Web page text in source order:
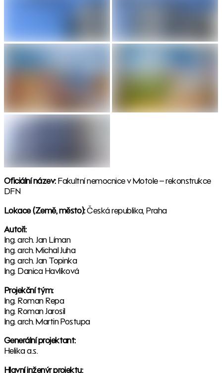
Oficiální název:Fakultní nemocnice v Motole – rekonstrukce
DFN
Lokace (Země, město):Česká republika, Praha
Autoři:
Ing. arch. Jan Líman
Ing. arch. Michal Juha
Ing. arch. Jan Topinka
Ing. Danica Havlíková
Projekční tým:
Ing. Roman Repa
Ing. Roman Jarosil
Ing. arch. Martin Postupa
Generální projektant:
Helika a.s.
Hlavní inženýr projektu: